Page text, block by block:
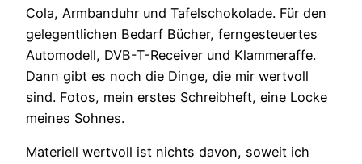
Cola, Armbanduhr und Tafelschokolade. Für den
gelegentlichen Bedarf Bücher, ferngesteuertes
Automodell, DVB-T-Receiver und Klammeraffe.
Dann gibt es noch die Dinge, die mir wertvoll
sind. Fotos, mein erstes Schreibheft, eine Locke
meines Sohnes.
Materiell wertvoll ist nichts davon, soweit ich